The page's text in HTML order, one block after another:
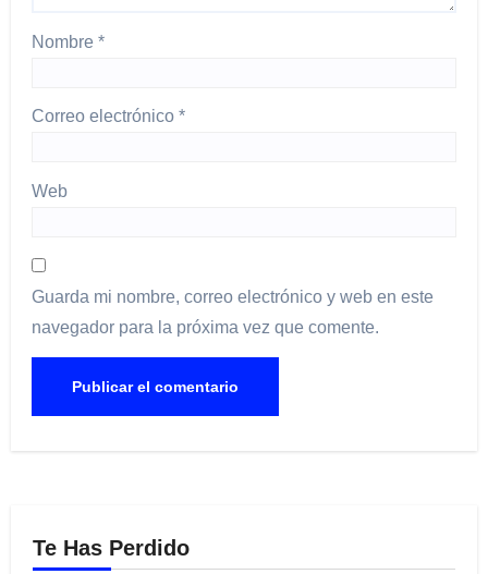
Nombre *
Correo electrónico *
Web
Guarda mi nombre, correo electrónico y web en este
navegador para la próxima vez que comente.
Te Has Perdido